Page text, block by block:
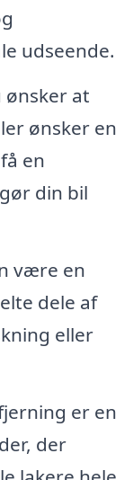
udseende.
ønsker at
ønsker en
en
din bil
være en
dele af
eller
er en
der